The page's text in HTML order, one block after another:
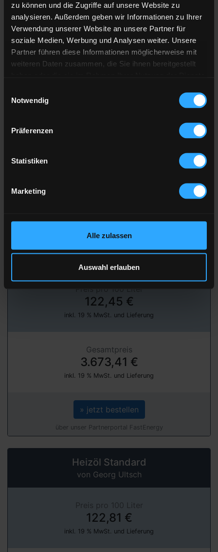
zu können und die Zugriffe auf unsere Website zu
analysieren. Außerdem geben wir Informationen zu Ihrer
Verwendung unserer Website an unsere Partner für
soziale Medien, Werbung und Analysen weiter. Unsere
Partner führen diese Informationen möglicherweise mit
weiteren Daten zusammen, die Sie ihnen bereitgestellt
Notwendig
Präferenzen
Statistiken
Marketing
Alle zulassen
Auswahl erlauben
Heizöl Standard
von Raimund Mineralöl GmbH
122,45 €
inkl. 19 % MwSt. und Lieferung
Gesamtpreis
3.673,41 €
inkl. 19 % MwSt. und Lieferung
» jetzt bestellen
über unser Partnerportal FastEnergy
Heizöl Standard
von Georg Ultsch
Preis pro 100 Liter
122,81 €
inkl. 19 % MwSt. und Lieferung